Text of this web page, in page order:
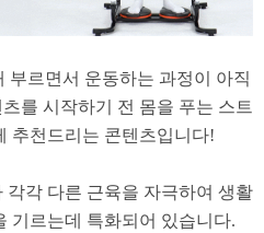
부르면서 운동하는 과정이 아직
를 시작하기 전 몸을 푸는 스트
추천드리는 콘텐츠입니다!
각각 다른 근육을 자극하여 생활
기르는데 특화되어 있습니다.